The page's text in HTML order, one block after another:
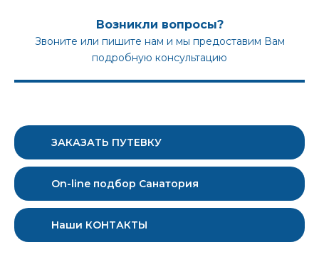
Возникли вопросы?
Звоните или пишите нам и мы предоставим Вам
подробную консультацию
ЗАКАЗАТЬ ПУТЕВКУ
On-line подбор Санатория
Наши КОНТАКТЫ